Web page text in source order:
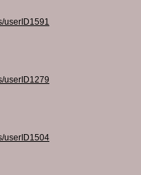
userID1591
userID1279
userID1504